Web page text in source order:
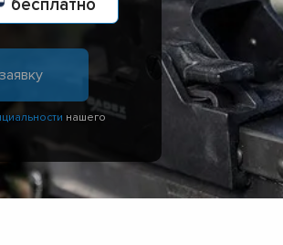
бесплатно
нашего